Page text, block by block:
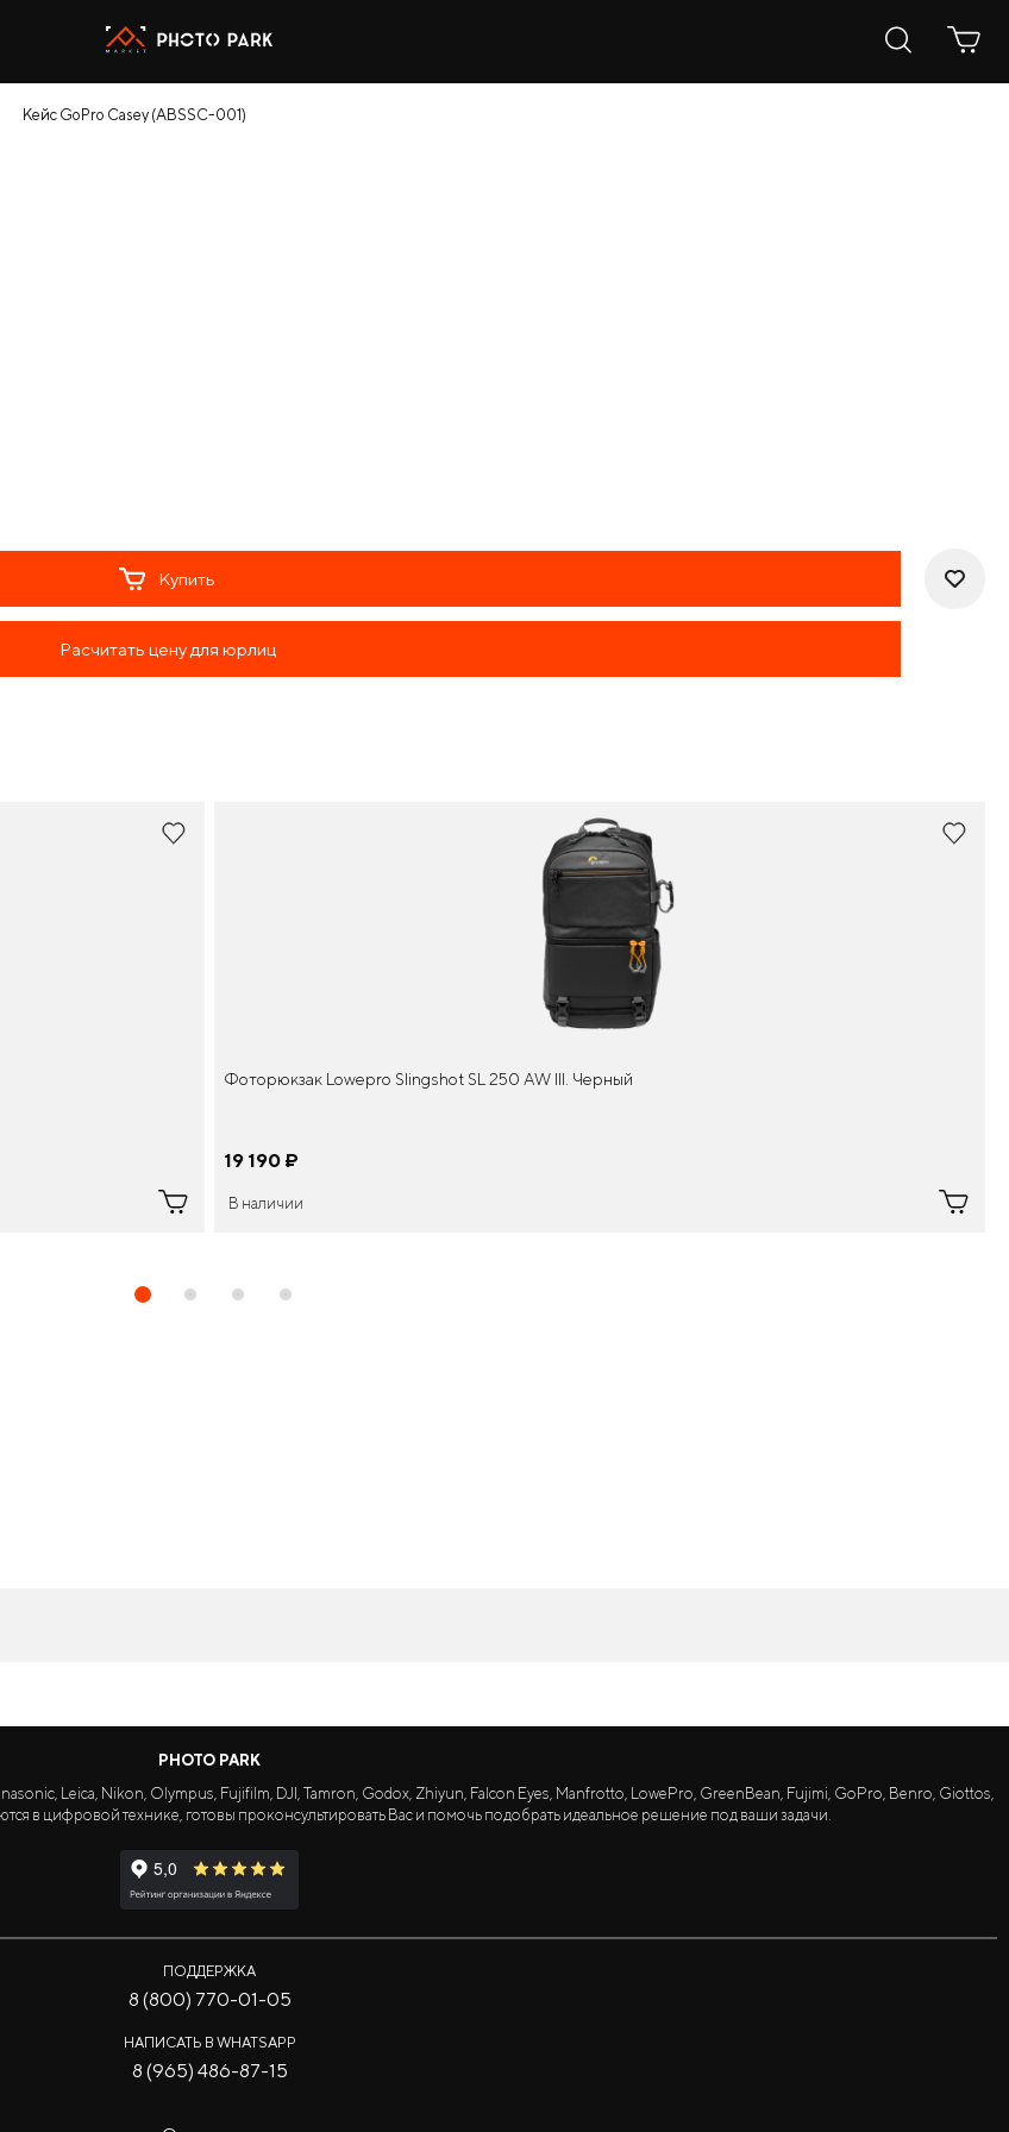
Кейс GoPro Casey (ABSSC-001)
Купить
Расчитать цену для юрлиц
Фоторюкзак Lowepro Slingshot SL 250 AW III. Черный
19 190 ¤
В наличии
PHOTO PARK
Leica, Nikon, Olympus, Fujifilm, DJI, Tamron, Godox, Zhiyun, Falcon Eyes, Manfrotto, LowePro, GreenBean, Fujimi, GoPro, Benro, Giottos,
в цифровой технике, готовы проконсультировать Вас и помочь подобрать идеальное решение под ваши задачи.
ПОДДЕРЖКА
8 (800) 770-01-05
НАПИСАТЬ В WHATSAPP
8 (965) 486-87-15